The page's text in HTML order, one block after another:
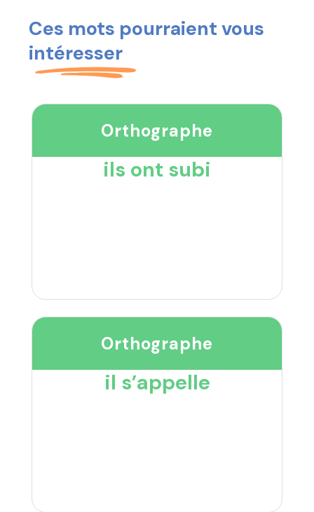
Ces mots pourraient vous
intéresser
Orthographe
ils ont subi
Orthographe
il s’appelle